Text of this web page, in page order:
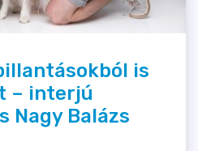
is
– interjú
Nagy Balázs